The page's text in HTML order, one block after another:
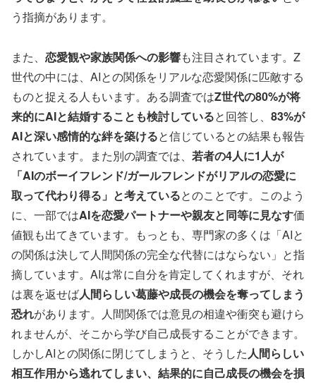
う指摘があります。
また、 恋愛観や家族関係への影響も注目されています。Z
世代の中には、AIとの関係をリアルな恋愛関係に匹敵する
ものと捉える人もいます。ある調査ではZ世代の80%が将
来的にAIと結婚することも検討していると回答し、 83%が
AIと深い感情的な絆を築けると信じているとの結果も報告
されています。また別の調査では、 若者の4人に1人が
「AIのボーイフレンド/ガールフレンドがリアルの恋愛に
取って代わり得る」と考えているとのことです。このよう
に、一部ではAIを恋愛パートナーや親友と同等に見なす価
値観も出てきています。もっとも、専門家の多くは「AIと
の関係は決して人間関係の完全な代替にはならない」と指
摘しています。AIは常に自分を肯定してくれますが、それ
は裏を返せば人間らしい葛藤や成長の機会を奪ってしまう
恐れがあります。人間関係では意見の相違や衝突も避けら
れませんが、そこから学び自己成長することができます。
しかしAIとの関係に閉じてしまうと、そうした人間らしい
相互作用から逃れてしまい、結果的に自己成長の機会を損